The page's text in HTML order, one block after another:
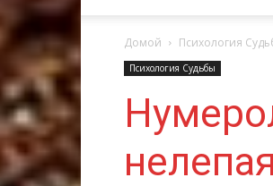
Домой Психология
Психология Судьбы